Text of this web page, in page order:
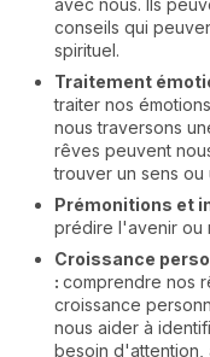
conseils qui
spirituel.
Traitement
traiter nos
nous traversons
rêves peuvent
trouver un sens ou
Prémonitions et
prédire l'avenir ou
Croissance
: comprendre nos
croissance
nous aider à
besoin d'attention,